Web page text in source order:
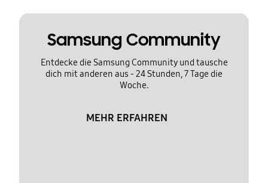
Samsung Community
Entdecke die Samsung Community und tausche
dich mit anderen aus - 24 Stunden, 7 Tage die
Woche.
MEHR ERFAHREN